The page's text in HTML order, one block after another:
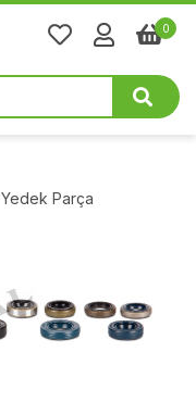
0
Yedek Parça